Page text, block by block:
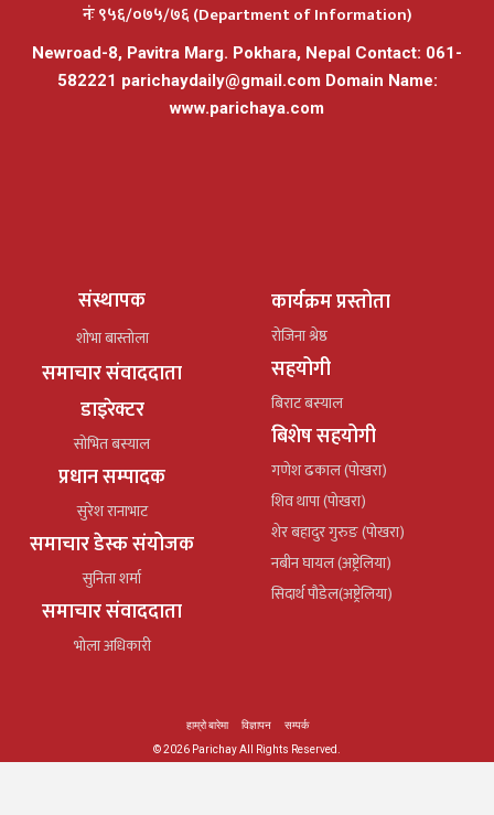
नंः ९५६/०७५/७६ (Department of Information)
Newroad-8, Pavitra Marg. Pokhara, Nepal Contact: 061-
582221 parichaydaily@gmail.comDomain Name:
www.parichaya.com
संस्थापक
शोभा बास्तोला
समाचार संवाददाता
डाइरेक्टर
सोभित बस्याल
प्रधान सम्पादक
सुरेश रानाभाट
समाचार डेस्क संयोजक
सुनिता शर्मा
समाचार संवाददाता
भोला अधिकारी
कार्यक्रम प्रस्तोता
रोजिना श्रेष्ठ
सहयोगी
बिराट बस्याल
बिशेष सहयोगी
गणेश ढकाल (पोखरा)
शिव थापा (पोखरा)
शेर बहादुर गुरुङ (पोखरा)
नबीन घायल (अष्ट्रेलिया)
सिदार्थ पौडेल(अष्ट्रेलिया)
हाम्रो बारेमा विज्ञापन
सम्पर्क
© 2026 Parichay All Rights Reserved.